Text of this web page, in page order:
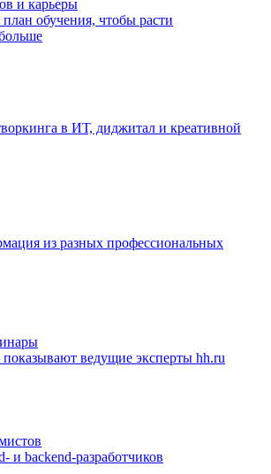
и карьеры
обучения, чтобы расти
в ИТ, диджитал и креативной
из разных профессиональных
ведущие эксперты hh.ru
и backend-разработчиков